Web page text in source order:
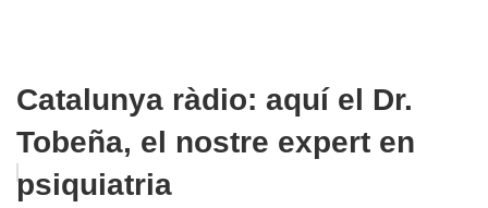
Catalunya ràdio: aquí el Dr.
Tobeña, el nostre expert en
psiquiatria